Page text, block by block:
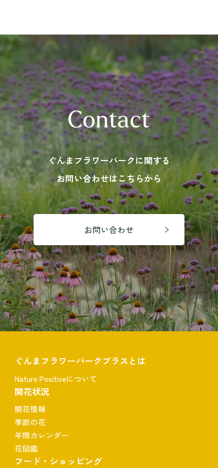
Contact
ぐんまフラワーパークに関する
お問い合わせはこちらから
お問い合わせ
ぐんまフラワーパークプラスとは
Nature Positiveについて
開花状況
開花情報
季節の花
年間カレンダー
花図鑑
フード・ショッピング